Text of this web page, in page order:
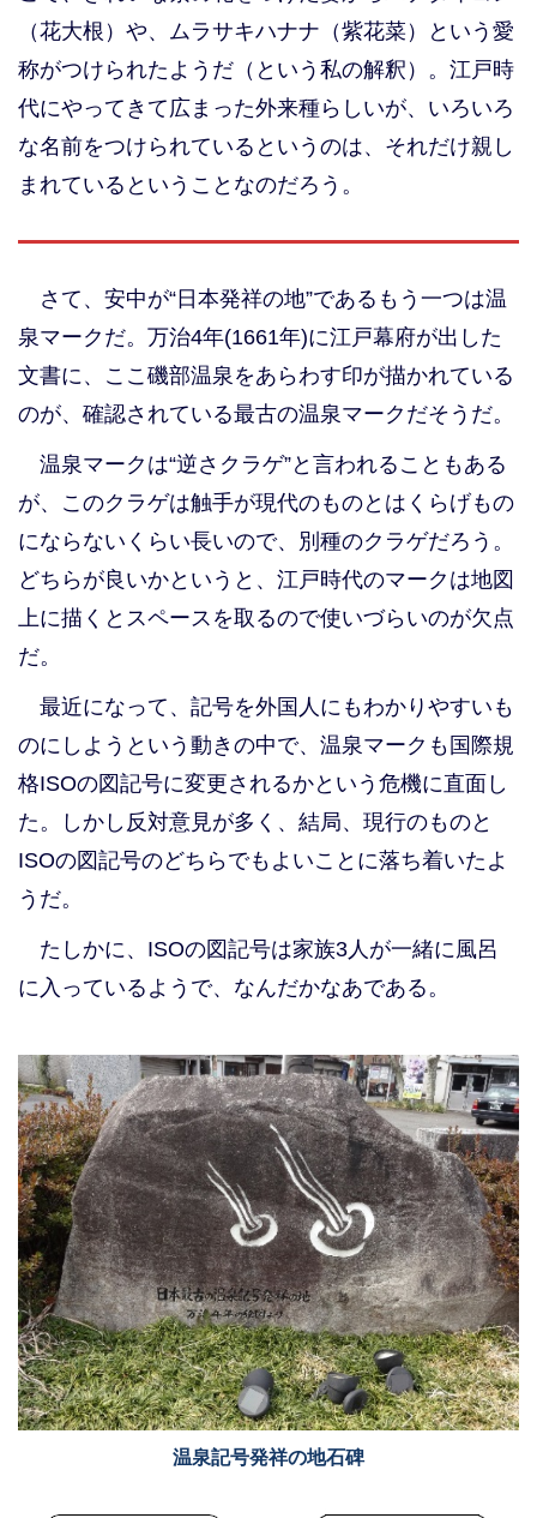
（花大根）や、ムラサキハナナ（紫花菜）という愛
称がつけられたようだ（という私の解釈）。江戸時
代にやってきて広まった外来種らしいが、いろいろ
な名前をつけられているというのは、それだけ親し
まれているということなのだろう。
さて、安中が“日本発祥の地”であるもう一つは温
泉マークだ。万治4年(1661年)に江戸幕府が出した
文書に、ここ磯部温泉をあらわす印が描かれている
のが、確認されている最古の温泉マークだそうだ。
温泉マークは“逆さクラゲ”と言われることもある
が、このクラゲは触手が現代のものとはくらげもの
にならないくらい長いので、別種のクラゲだろう。
どちらが良いかというと、江戸時代のマークは地図
上に描くとスペースを取るので使いづらいのが欠点
だ。
最近になって、記号を外国人にもわかりやすいも
のにしようという動きの中で、温泉マークも国際規
格ISOの図記号に変更されるかという危機に直面し
た。しかし反対意見が多く、結局、現行のものと
ISOの図記号のどちらでもよいことに落ち着いたよ
うだ。
たしかに、ISOの図記号は家族3人が一緒に風呂
に入っているようで、なんだかなあである。
温泉記号発祥の地石碑